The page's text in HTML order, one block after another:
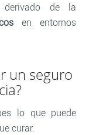
derivado de la
en entornos
un seguro
lo que puede
curar.